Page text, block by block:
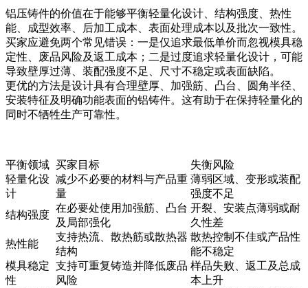
铝压铸件的价值在于能够平衡轻量化设计、结构强度、热性
能、成型效率、后加工成本、表面处理成本以及批次一致性。
买家应避免两个常见错误：一是仅追求最低单价而忽视模具稳
定性、废品风险及返工成本；二是过度追求轻量化设计，可能
导致壁厚过薄、装配强度不足、尺寸不稳定或表面缺陷。
更优的方法是设计具有合理壁厚、加强筋、凸台、圆角半径、
安装特征及明确功能表面的铝铸件。这有助于在保持轻量化的
同时不牺牲生产可靠性。
平衡领域 买家目标
失衡风险
轻量化设
计
减少不必要的材料与产品重
量
薄弱区域、变形或装配
强度不足
结构强度
在必要处使用加强筋、凸台
及局部强化
开裂、安装点薄弱或耐
久性差
热性能
支持热流、散热筋或散热器
结构
散热控制不佳或产品性
能不稳定
模具稳定
性
支持可重复铸造并降低废品
风险
样品失败、返工及总成
本上升